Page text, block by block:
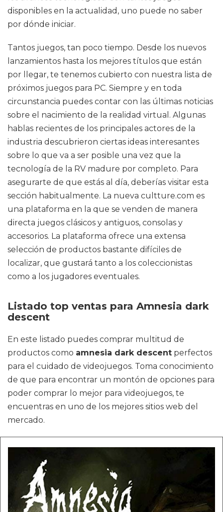
disponibles en la actualidad, uno puede no saber
por dónde iniciar.
Tantos juegos, tan poco tiempo. Desde los nuevos
lanzamientos hasta los mejores títulos que están
por llegar, te tenemos cubierto con nuestra lista de
próximos juegos para PC. Siempre y en toda
circunstancia puedes contar con las últimas noticias
sobre el nacimiento de la realidad virtual. Algunas
hablas recientes de los principales actores de la
industria descubrieron ciertas ideas interesantes
sobre lo que va a ser posible una vez que la
tecnología de la RV madure por completo. Para
asegurarte de que estás al día, deberías visitar esta
sección habitualmente. La nueva cultture.com es
una plataforma en la que se venden de manera
directa juegos clásicos y antiguos, consolas y
accesorios. La plataforma ofrece una extensa
selección de productos bastante difíciles de
localizar, que gustará tanto a los coleccionistas
como a los jugadores eventuales.
Listado top ventas para Amnesia dark
descent
En este listado puedes comprar multitud de
productos como amnesia dark descent perfectos
para el cuidado de videojuegos. Toma conocimiento
de que para encontrar un montón de opciones para
poder comprar lo mejor para videojuegos, te
encuentras en uno de los mejores sitios web del
mercado.